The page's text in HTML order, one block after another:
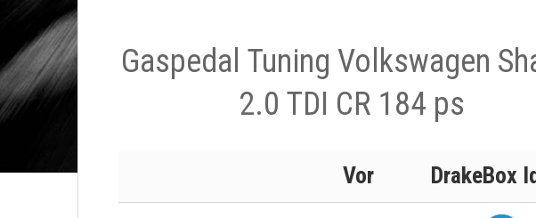
Gaspedal Tuning Volkswagen
2.0 TDI CR 184 ps
Vor DrakeBox